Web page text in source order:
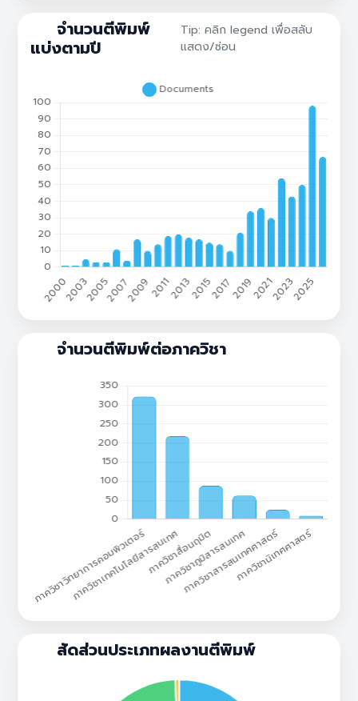
จำนวนตีพิมพ์
แบ่งตามปี
Tip: คลิก legend เพื่อสลับ
แสดง/ซ่อน
กราฟแสดงจำนวนเอกสารรายปีของคณะ
จำนวนตีพิมพ์ต่อภาควิชา
สัดส่วนประเภทผลงานตีพิมพ์